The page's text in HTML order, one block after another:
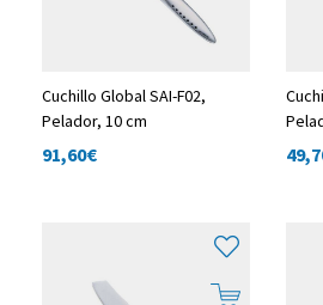
Cuchillo Global SAI-F02,
Pelador, 10 cm
91,60€